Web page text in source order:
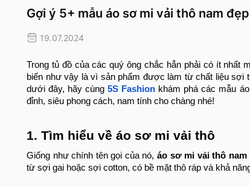
Gợi ý 5+ mẫu áo sơ mi vải thô nam
19.07.2024
Trong tủ đồ của các quý ông chắc hẳn phải có ít nhất
biến như vậy là vì sản phẩm được làm từ chất liệu sợi
dưới đây, hãy cùng5S Fashion khám phá các mẫu
đỉnh, siêu phong cách, nam tính cho chàng nhé!
1. Tìm hiểu về áo sơ mi vải thô
Giống như chính tên gọi của nó,áo sơ mi vải thô nam
từ sợi gai hoặc sợi cotton, có bề mặt thô ráp và khả